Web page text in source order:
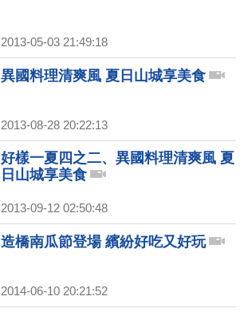
2013-05-03 21:49:18
異國料理清爽風 夏日山城享美食
2013-08-28 20:22:13
好樣一夏四之二、異國料理清爽風 夏
日山城享美食
2013-09-12 02:50:48
造橋南瓜節登場 繽紛好吃又好玩
2014-06-10 20:21:52